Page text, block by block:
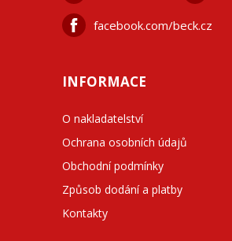
facebook.com/beck.cz
INFORMACE
O nakladatelství
Ochrana osobních údajů
Obchodní podmínky
Způsob dodání a platby
Kontakty